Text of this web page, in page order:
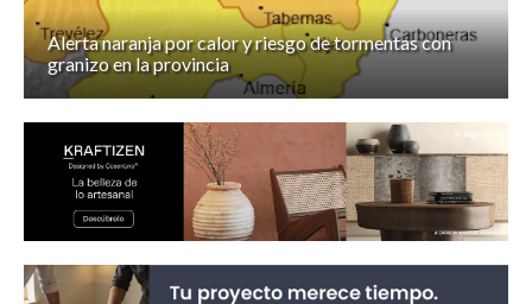
Alerta naranja por calor y riesgo de tormentas con
granizo en la provincia